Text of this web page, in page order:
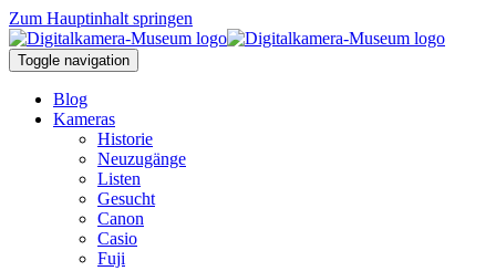
Zum Hauptinhalt springen
Toggle navigation
Blog
Kameras
Historie
Neuzugänge
Listen
Gesucht
Canon
Casio
Fuji